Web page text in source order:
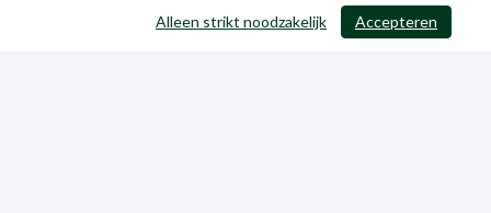
/ 403
Accepteren
Alleen strikt noodzakelijk